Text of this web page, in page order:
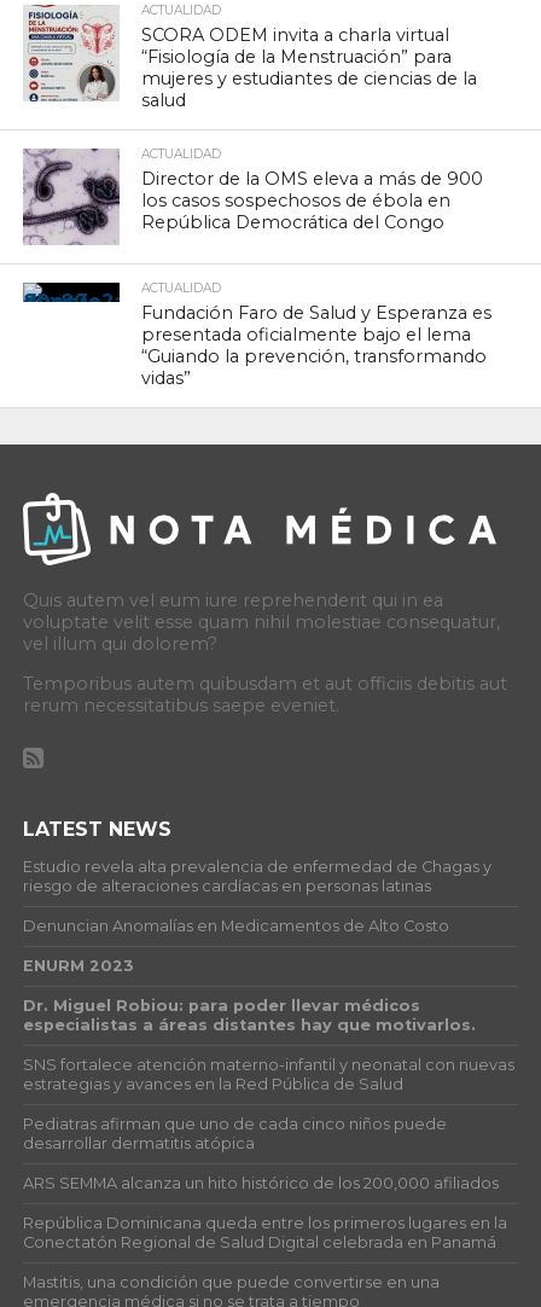
ACTUALIDAD
SCORA ODEM invita a charla virtual
“Fisiología de la Menstruación” para
mujeres y estudiantes de ciencias de la
salud
ACTUALIDAD
Director de la OMS eleva a más de 900
los casos sospechosos de ébola en
República Democrática del Congo
ACTUALIDAD
Fundación Faro de Salud y Esperanza es
presentada oficialmente bajo el lema
“Guiando la prevención, transformando
vidas”
Quis autem vel eum iure reprehenderit qui in ea
voluptate velit esse quam nihil molestiae consequatur,
vel illum qui dolorem?
Temporibus autem quibusdam et aut officiis debitis aut
rerum necessitatibus saepe eveniet.
LATEST NEWS
Estudio revela alta prevalencia de enfermedad de Chagas y
riesgo de alteraciones cardíacas en personas latinas
Denuncian Anomalías en Medicamentos de Alto Costo
ENURM 2023
Dr. Miguel Robiou: para poder llevar médicos
especialistas a áreas distantes hay que motivarlos.
SNS fortalece atención materno-infantil y neonatal con nuevas
estrategias y avances en la Red Pública de Salud
Pediatras afirman que uno de cada cinco niños puede
desarrollar dermatitis atópica
ARS SEMMA alcanza un hito histórico de los 200,000 afiliados
República Dominicana queda entre los primeros lugares en la
Conectatón Regional de Salud Digital celebrada en Panamá
Mastitis, una condición que puede convertirse en una
emergencia médica si no se trata a tiempo